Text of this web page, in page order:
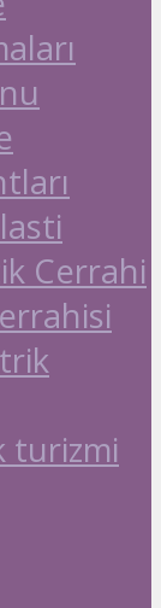
Cerrahi
turizmi